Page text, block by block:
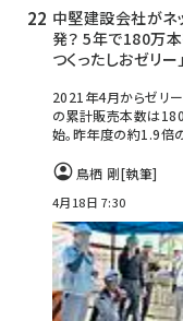
中堅建設会社がネ
発？ 5年で180万
つくったしおゼリー
2021年4月からゼリー
の累計販売本数は
始。昨年度の約1.9倍
鳥栖 剛[執筆]
4月18日 7:30